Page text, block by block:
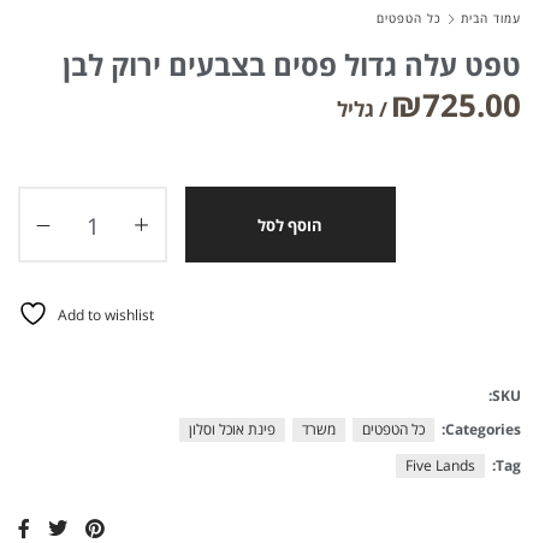
עמוד הבית כל הטפטים
טפט עלה גדול פסים בצבעים ירוק לבן
₪725.00
הוסף לסל
Add to wishlist
SKU:
Categories:
כל הטפטים משרד
פינת אוכל וסלון
Tag:
Five Lands